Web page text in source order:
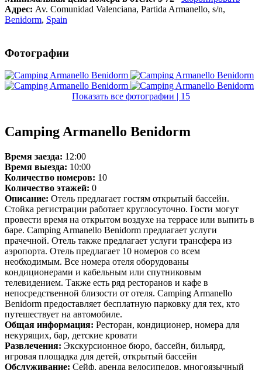
Адрес: Av. Comunidad Valenciana, Partida Armanello, s/n,
Benidorm, Spain
Фотографии
Показать все фотографии | 15
Camping Armanello Benidorm
Время заезда: 12:00
Время выезда: 10:00
Количество номеров: 10
Количество этажей: 0
Описание: Отель предлагает гостям открытый бассейн.
Стойка регистрации работает круглосуточно. Гости могут
провести время на открытом воздухе на террасе или выпить в
баре. Camping Armanello Benidorm предлагает услуги
прачечной. Отель также предлагает услуги трансфера из
аэропорта. Отель предлагает 10 номеров со всем
необходимым. Все номера отеля оборудованы
кондиционерами и кабельным или спутниковым
телевидением. Также есть ряд ресторанов и кафе в
непосредственной близости от отеля. Camping Armanello
Benidorm предоставляет бесплатную парковку для тех, кто
путешествует на автомобиле.
Общая информация: Ресторан, кондиционер, номера для
некурящих, бар, детские кровати
Развлечения: Экскурсионное бюро, бассейн, бильярд,
игровая площадка для детей, открытый бассейн
Обслуживание: Сейф, аренда велосипедов, многоязычный